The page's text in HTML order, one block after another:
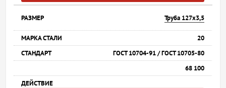
Труба 127х3,5
20
ГОСТ 10704-91 / ГОСТ 10705-80
68 100